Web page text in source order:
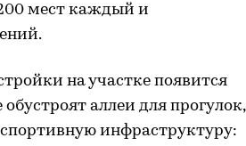
200 мест каждый и
на участке появится
аллеи для прогулок,
инфраструктуру: